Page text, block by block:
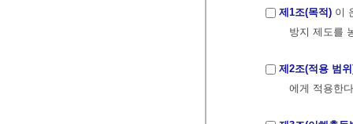
제1조(목적) 이
방지 제도를
제2조(적용 범
에게 적용한